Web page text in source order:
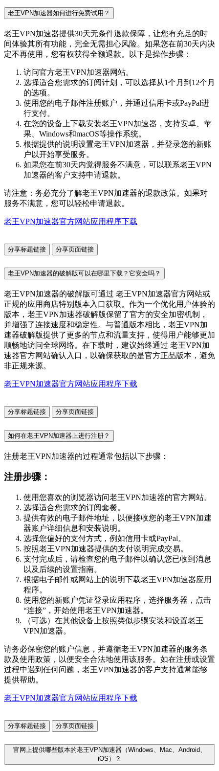
老王VPN加速器如何进行免费试用？
老王VPN加速器提供30天无条件退款保障，让您有充足的时
间体验其所有功能，完全无需担心风险。如果您在前30天内决
定不再使用，您有权获得全额退款。以下是操作步骤：
访问官方老王VPN加速器网站。
选择适合您需求的订阅计划，可以选择从1个月到12个月
的选项。
使用您的电子邮件注册账户，并通过信用卡或PayPal进
行支付。
在您的设备上下载安装老王VPN加速器，支持安卓、苹
果、Windows和macOS等操作系统。
根据提供的说明设置老王VPN加速器，并登录您的新账
户以开始享受服务。
如果您在前30天内觉得服务不满意，可以联系老王VPN
加速器的客户支持申请退款。
请注意：务必充分了解老王VPN加速器的退款政策。如果对
服务不满意，您可以轻松申请退款。
老王VPN加速器官方网站应用程序下载
分享标题链接 分享页面链接
老王VPN加速器的破解版可以在哪里下载？它安全吗？
老王VPN加速器的破解版可通过 老王VPN加速器官方网站或
正规的应用商店特别版本入口获取。作为一个优化用户体验的
版本，老王VPN加速器破解版保留了官方的安全加密机制，
并增强了连接速度和稳定性。与普通版本相比，老王VPN加
速器破解版提供了更多的节点和流量支持，使得用户能够更加
顺畅地访问全球网络。在下载时，建议始终通过 老王VPN加
速器官方网站确认入口，以确保获取的是官方正品版本，避免
非正规来源。
老王VPN加速器官方网站应用程序下载
分享标题链接 分享页面链接
如何在老王VPN加速器上进行注册？
注册老王VPN加速器的过程通常包括以下步骤：
注册步骤：
使用您喜欢的浏览器访问老王VPN加速器的官方网站。
选择适合您需求的订阅套餐。
提供有效的电子邮件地址，以便接收您的老王VPN加速
器账户详细信息和安装说明。
选择您偏好的支付方式，例如信用卡或PayPal。
按照老王VPN加速器提供的支付说明完成交易。
支付完成后，请检查您的电子邮件以确认您已收到消息
以及后续的设置指南。
根据电子邮件或网站上的说明下载老王VPN加速器应用
程序。
使用您的新账户凭证登录应用程序，选择服务器，点击
“连接”，开始使用老王VPN加速器。
（可选）在其他设备上按照类似步骤安装和设置老王
VPN加速器。
请务必保密您的账户信息，并遵循老王VPN加速器的服务条
款及使用政策，以便安全合法地使用该服务。如在注册或设置
过程中遇到任何问题，老王VPN加速器的客户支持通常能够
提供帮助。
老王VPN加速器官方网站应用程序下载
分享标题链接 分享页面链接
官网上提供哪些版本的老王VPN加速器（Windows、Mac、Android、
iOS）？